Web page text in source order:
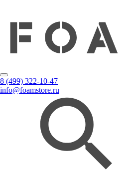
8 (499) 322-10-47
info@foamstore.ru